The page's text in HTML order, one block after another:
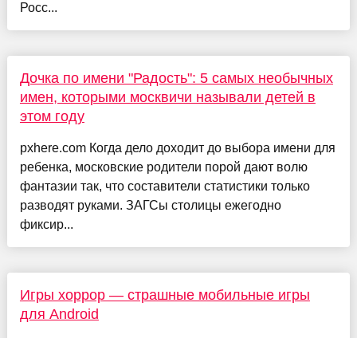
Росс...
Дочка по имени "Радость": 5 самых необычных
имен, которыми москвичи называли детей в
этом году
pxhere.com Когда дело доходит до выбора имени для
ребенка, московские родители порой дают волю
фантазии так, что составители статистики только
разводят руками. ЗАГСы столицы ежегодно
фиксир...
Игры хоррор — страшные мобильные игры
для Android